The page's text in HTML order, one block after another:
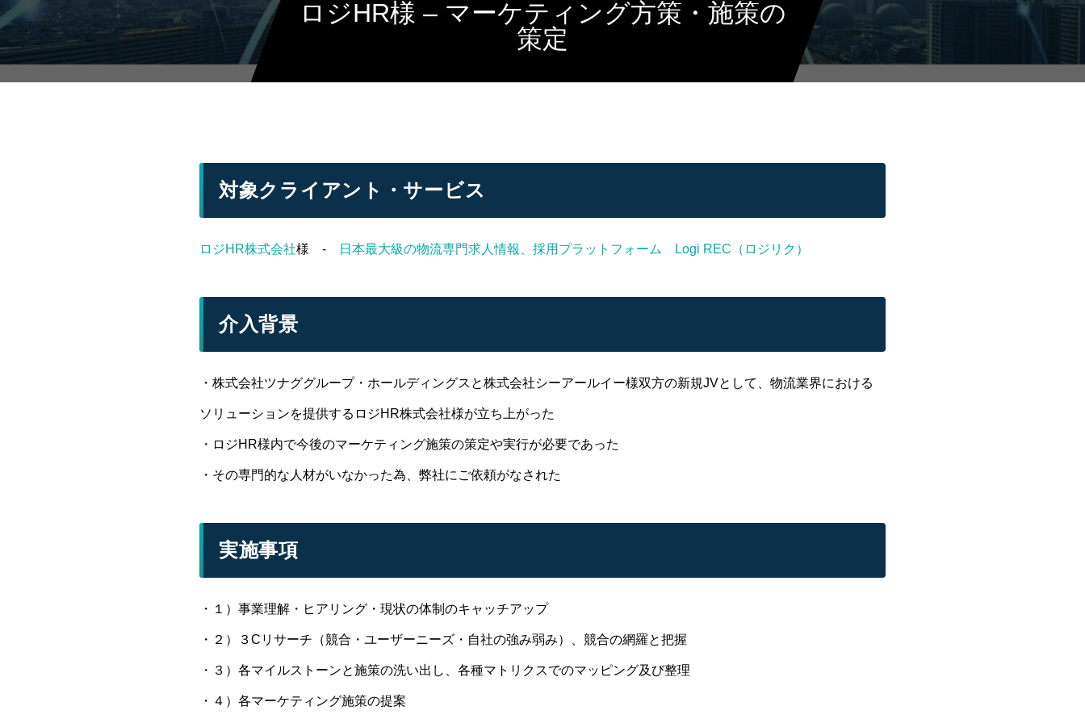
ロジHR様 – マーケティング方策・施策の
策定
対象クライアント・サービス
ロジHR株式会社様 - 日本最大級の物流専門求人情報、採用プラットフォーム Logi REC（ロジリク）
介入背景
・株式会社ツナググループ・ホールディングスと株式会社シーアールイー様双方の新規JVとして、物流業界における
ソリューションを提供するロジHR株式会社様が立ち上がった
・ロジHR様内で今後のマーケティング施策の策定や実行が必要であった
・その専門的な人材がいなかった為、弊社にご依頼がなされた
実施事項
・１）事業理解・ヒアリング・現状の体制のキャッチアップ
・２）３Cリサーチ（競合・ユーザーニーズ・自社の強み弱み）、競合の網羅と把握
・３）各マイルストーンと施策の洗い出し、各種マトリクスでのマッピング及び整理
・４）各マーケティング施策の提案